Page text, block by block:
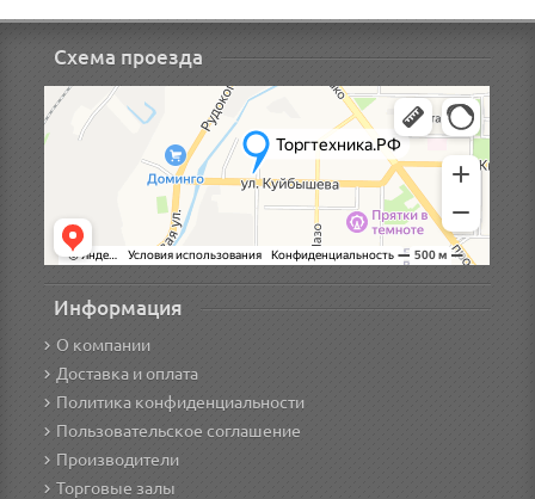
Схема проезда
Информация
О компании
Доставка и оплата
Политика конфиденциальности
Пользовательское соглашение
Производители
Торговые залы